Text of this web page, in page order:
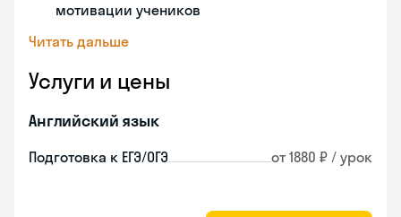
мотивации учеников
Читать дальше
Услуги и цены
Английский язык
Подготовка к ЕГЭ/ОГЭ от 1880 ₽ / урок